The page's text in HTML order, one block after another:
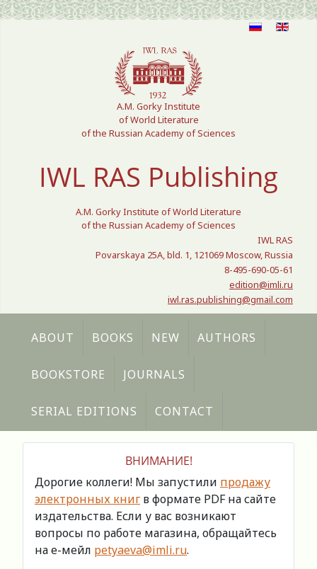
Select your language
A.M. Gorky Institute
of World Literature
of the Russian Academy of Sciences
IWL RAS Publishing
A.M. Gorky Institute of World Literature
of the Russian Academy of Sciences
IWL RAS
Povarskaya 25A, bld. 1, 121069 Moscow, Russia
8-495-690-05-61
edition@imli.ru
iwl.ras.publishing@gmail.com
ABOUT BOOKS NEW AUTHORS
BOOKSTORE JOURNALS
SERIAL EDITIONS CONTACT
ВНИМАНИЕ!
Дорогие коллеги! Мы запустили продажу
электронных книг в формате PDF на сайте
издательства. Если у вас возникают
вопросы по работе магазина, обращайтесь
на е-мейл petyaeva@imli.ru.